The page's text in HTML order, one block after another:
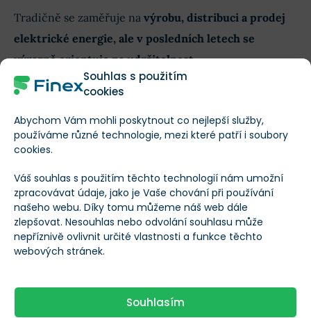
Souhlas s použitím
cookies
Abychom Vám mohli poskytnout co nejlepší služby,
používáme různé technologie, mezi které patří i soubory
cookies.
Váš souhlas s použitím těchto technologií nám umožní
zpracovávat údaje, jako je Vaše chování při používání
našeho webu. Díky tomu můžeme náš web dále
zlepšovat. Nesouhlas nebo odvolání souhlasu může
nepříznivě ovlivnit určité vlastnosti a funkce těchto
webových stránek.
Souhlasím
Tradičně se zaměřuje na výrobu, distribuci a prodej
elektrické energie, ale v posledních letech se
výrazně orientuje na udržitelnost.
Do roku 2040 plánuje dosáhnout klimatické neutrality,
což znamená zásadní investice do obnovitelných
zdrojů energie, jako jsou větrné a solární elektrárny.
Akcie ČEZu jsou populární zejména díky jejich stabilitě
a dividendové politice. Společnost pravidelně vyplácí
dividendu, která je pro dlouhodobé investory
atraktivní. ČEZ také těží z rostoucích cen energií a z
evropské energetické transformace.
Rizikem však může býtpolitické ovlivňování firmy,
neboť český stát vlastní majoritní podíl ČEZu